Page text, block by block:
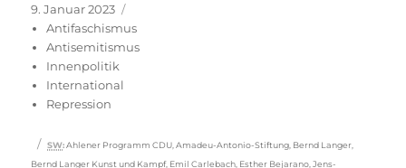
Veröffentlicht
am
9. Januar 2023
Antifaschismus
Antisemitismus
Innenpolitik
International
Repression
Schlagwörter
SW: Ahlener Programm CDU ,Amadeu-Antonio-Stiftung Bernd Langer
Bernd Langer Kunst und Kampf, Emil Carlebach Esther Bejarano ,Jens-